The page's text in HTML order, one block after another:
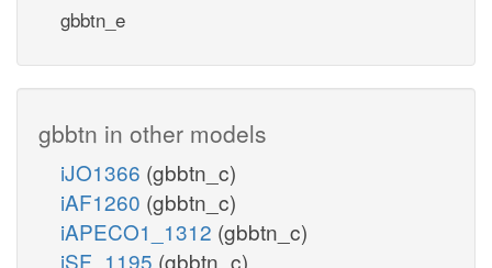
gbbtn_e
gbbtn in other models
iJO1366 (gbbtn_c)
iAF1260 (gbbtn_c)
iAPECO1_1312 (gbbtn_c)
iSF_1195 (gbbtn_c)